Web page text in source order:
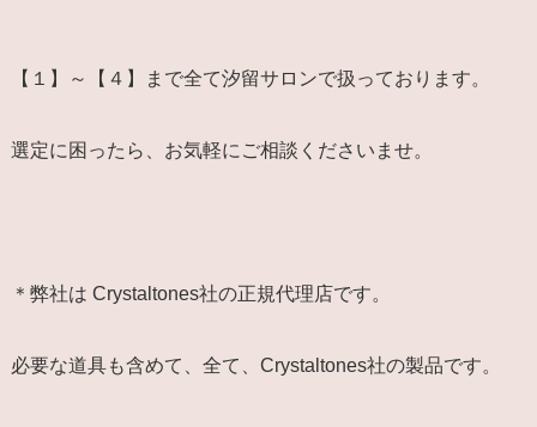
【１】～【４】まで全て汐留サロンで扱っております。
選定に困ったら、お気軽にご相談くださいませ。
＊弊社は Crystaltones社の正規代理店です。
必要な道具も含めて、全て、Crystaltones社の製品です。